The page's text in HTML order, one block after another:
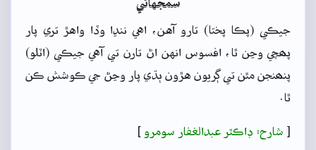
سمجهاڻي
جيڪي (پڪا پختا) تارو آهن، اهي ننڍا وڏا واهڙ تري پار
پھچي وڃن ٿا، افسوس انهن اڻ تارن تي آهي جيڪي (اٽلو)
پنھنجن مٿن تي ڳريون هڙون ٻڌي پار وڃڻ جي ڪوشش ڪن
ٿا.
[ شارح: ڊاڪٽر عبدالغفار سومرو ]